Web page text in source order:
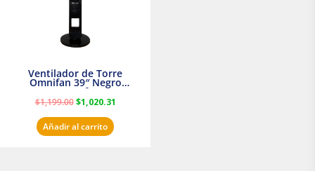
Ventilador de Torre
Omnifan 39″ Negro
Masterfan
$1,199.00 $1,020.31
Añadir al carrito